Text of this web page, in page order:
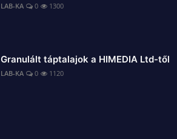
LAB-KA 0 1300
Granulált táptalajok a HIMEDIA Ltd-től
LAB-KA 0 1120